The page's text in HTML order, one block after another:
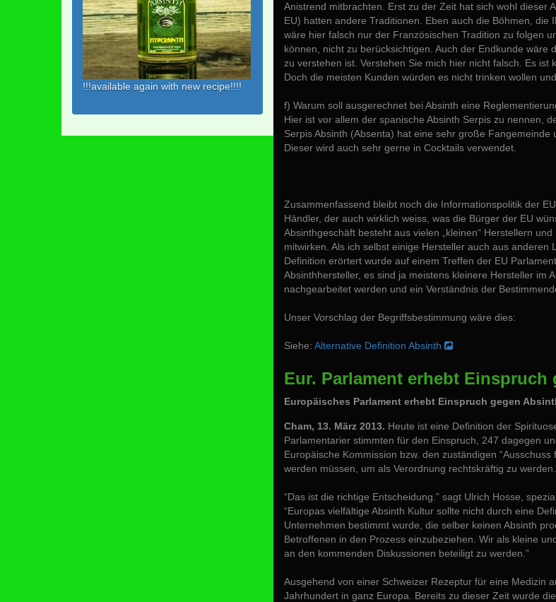
!!!available again with new recipe!!!!
Anistrend mitbrachten. Erst zu der Zeit hat sich wohl dieser
EU) hatten andere Traditionen. Eben auch die Böhmen,
wäre hier falsch nur der Französischen Tradition zu folgen
können, nicht zu berücksichtigen. Auch der Endkunde
zu verstehen ist. Verstehen Sie mich hier nicht falsch. Es ist
Doch die meisten Kunden würden es nicht trinken wollen
f) Warum soll ausgerechnet bei Absinth eine
Hier ist vor allem der spanische Absinth Serpis zu nennen,
Serpis Absinth (Absenta) hat eine sehr große Fangemeinde
Dieser wird auch sehr gerne in Cocktails verwendet.
Zusammenfassend bleibt noch die Informationspolitik der
Händler, der auch wirklich weiss, was die Bürger der EU
Absinthgeschäft besteht aus vielen „kleinen“ Herstellern
mitwirken. Als ich selbst einige Hersteller auch aus
Definition erörtert wurde auf einem Treffen der EU
Absinthhersteller, es sind ja meistens kleinere Hersteller im
nachgearbeitet werden und ein Verständnis der
Unser Vorschlag der Begriffsbestimmung wäre dies:
Siehe: Alternative Definition Absinth
Eur. Parlament erhebt Einspruch
Europäisches Parlament erhebt Einspruch gegen
Cham, 13. März 2013. Heute ist eine Definition der
Parlamentarier stimmten für den Einspruch, 247 dagegen
Europäische Kommission bzw. den zuständigen
werden müssen, um als Verordnung rechtskräftig zu
“Das ist die richtige Entscheidung.” sagt Ulrich Hosse,
“Europas vielfältige Absinth Kultur sollte nicht durch eine
Unternehmen bestimmt wurde, die selber keinen Absinth
Betroffenen in den Prozess einzubeziehen. Wir als kleine
an den kommenden Diskussionen beteiligt zu werden.”
Ausgehend von einer Schweizer Rezeptur für eine Medizin
Jahrhundert in ganz Europa. Bereits zu dieser Zeit wurde